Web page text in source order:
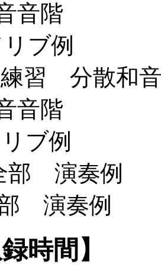
音階
ブ例
練習 分散和
音階
ブ例
部 演奏例
部 演奏例
時間】